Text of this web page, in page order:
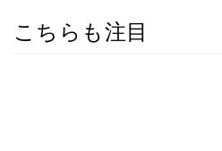
こちらも注目